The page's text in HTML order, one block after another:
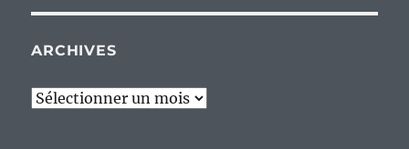
ARCHIVES
Archives